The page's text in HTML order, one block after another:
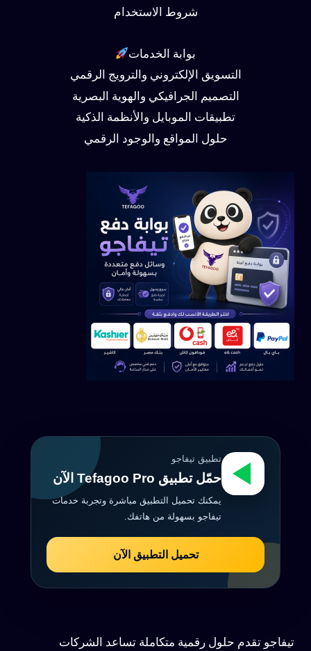
شروط الاستخدام
بوابة الخدمات
التسويق الإلكتروني والترويج الرقمي
التصميم الجرافيكي والهوية البصرية
تطبيقات الموبايل والأنظمة الذكية
حلول المواقع والوجود الرقمي
تطبيق تيفاجو
حمّل تطبيق Tefagoo Pro الآن
يمكنك تحميل التطبيق مباشرة وتجربة خدمات
تيفاجو بسهولة من هاتفك.
تحميل التطبيق الآن
تيفاجو تقدم حلول رقمية متكاملة تساعد الشركات